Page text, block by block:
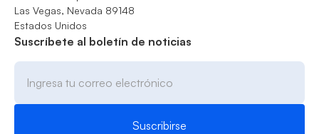
Las Vegas, Nevada 89148
Estados Unidos
Suscríbete al boletín de noticias